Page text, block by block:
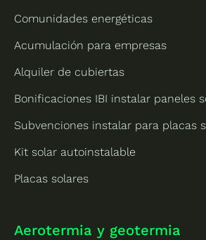
Comunidades energéticas
Acumulación para empresas
Alquiler de cubiertas
Bonificaciones IBI instalar paneles
Subvenciones instalar para placas
Kit solar autoinstalable
Placas solares
Aerotermia y geotermia